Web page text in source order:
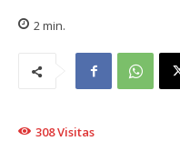
2 min.
308Visitas